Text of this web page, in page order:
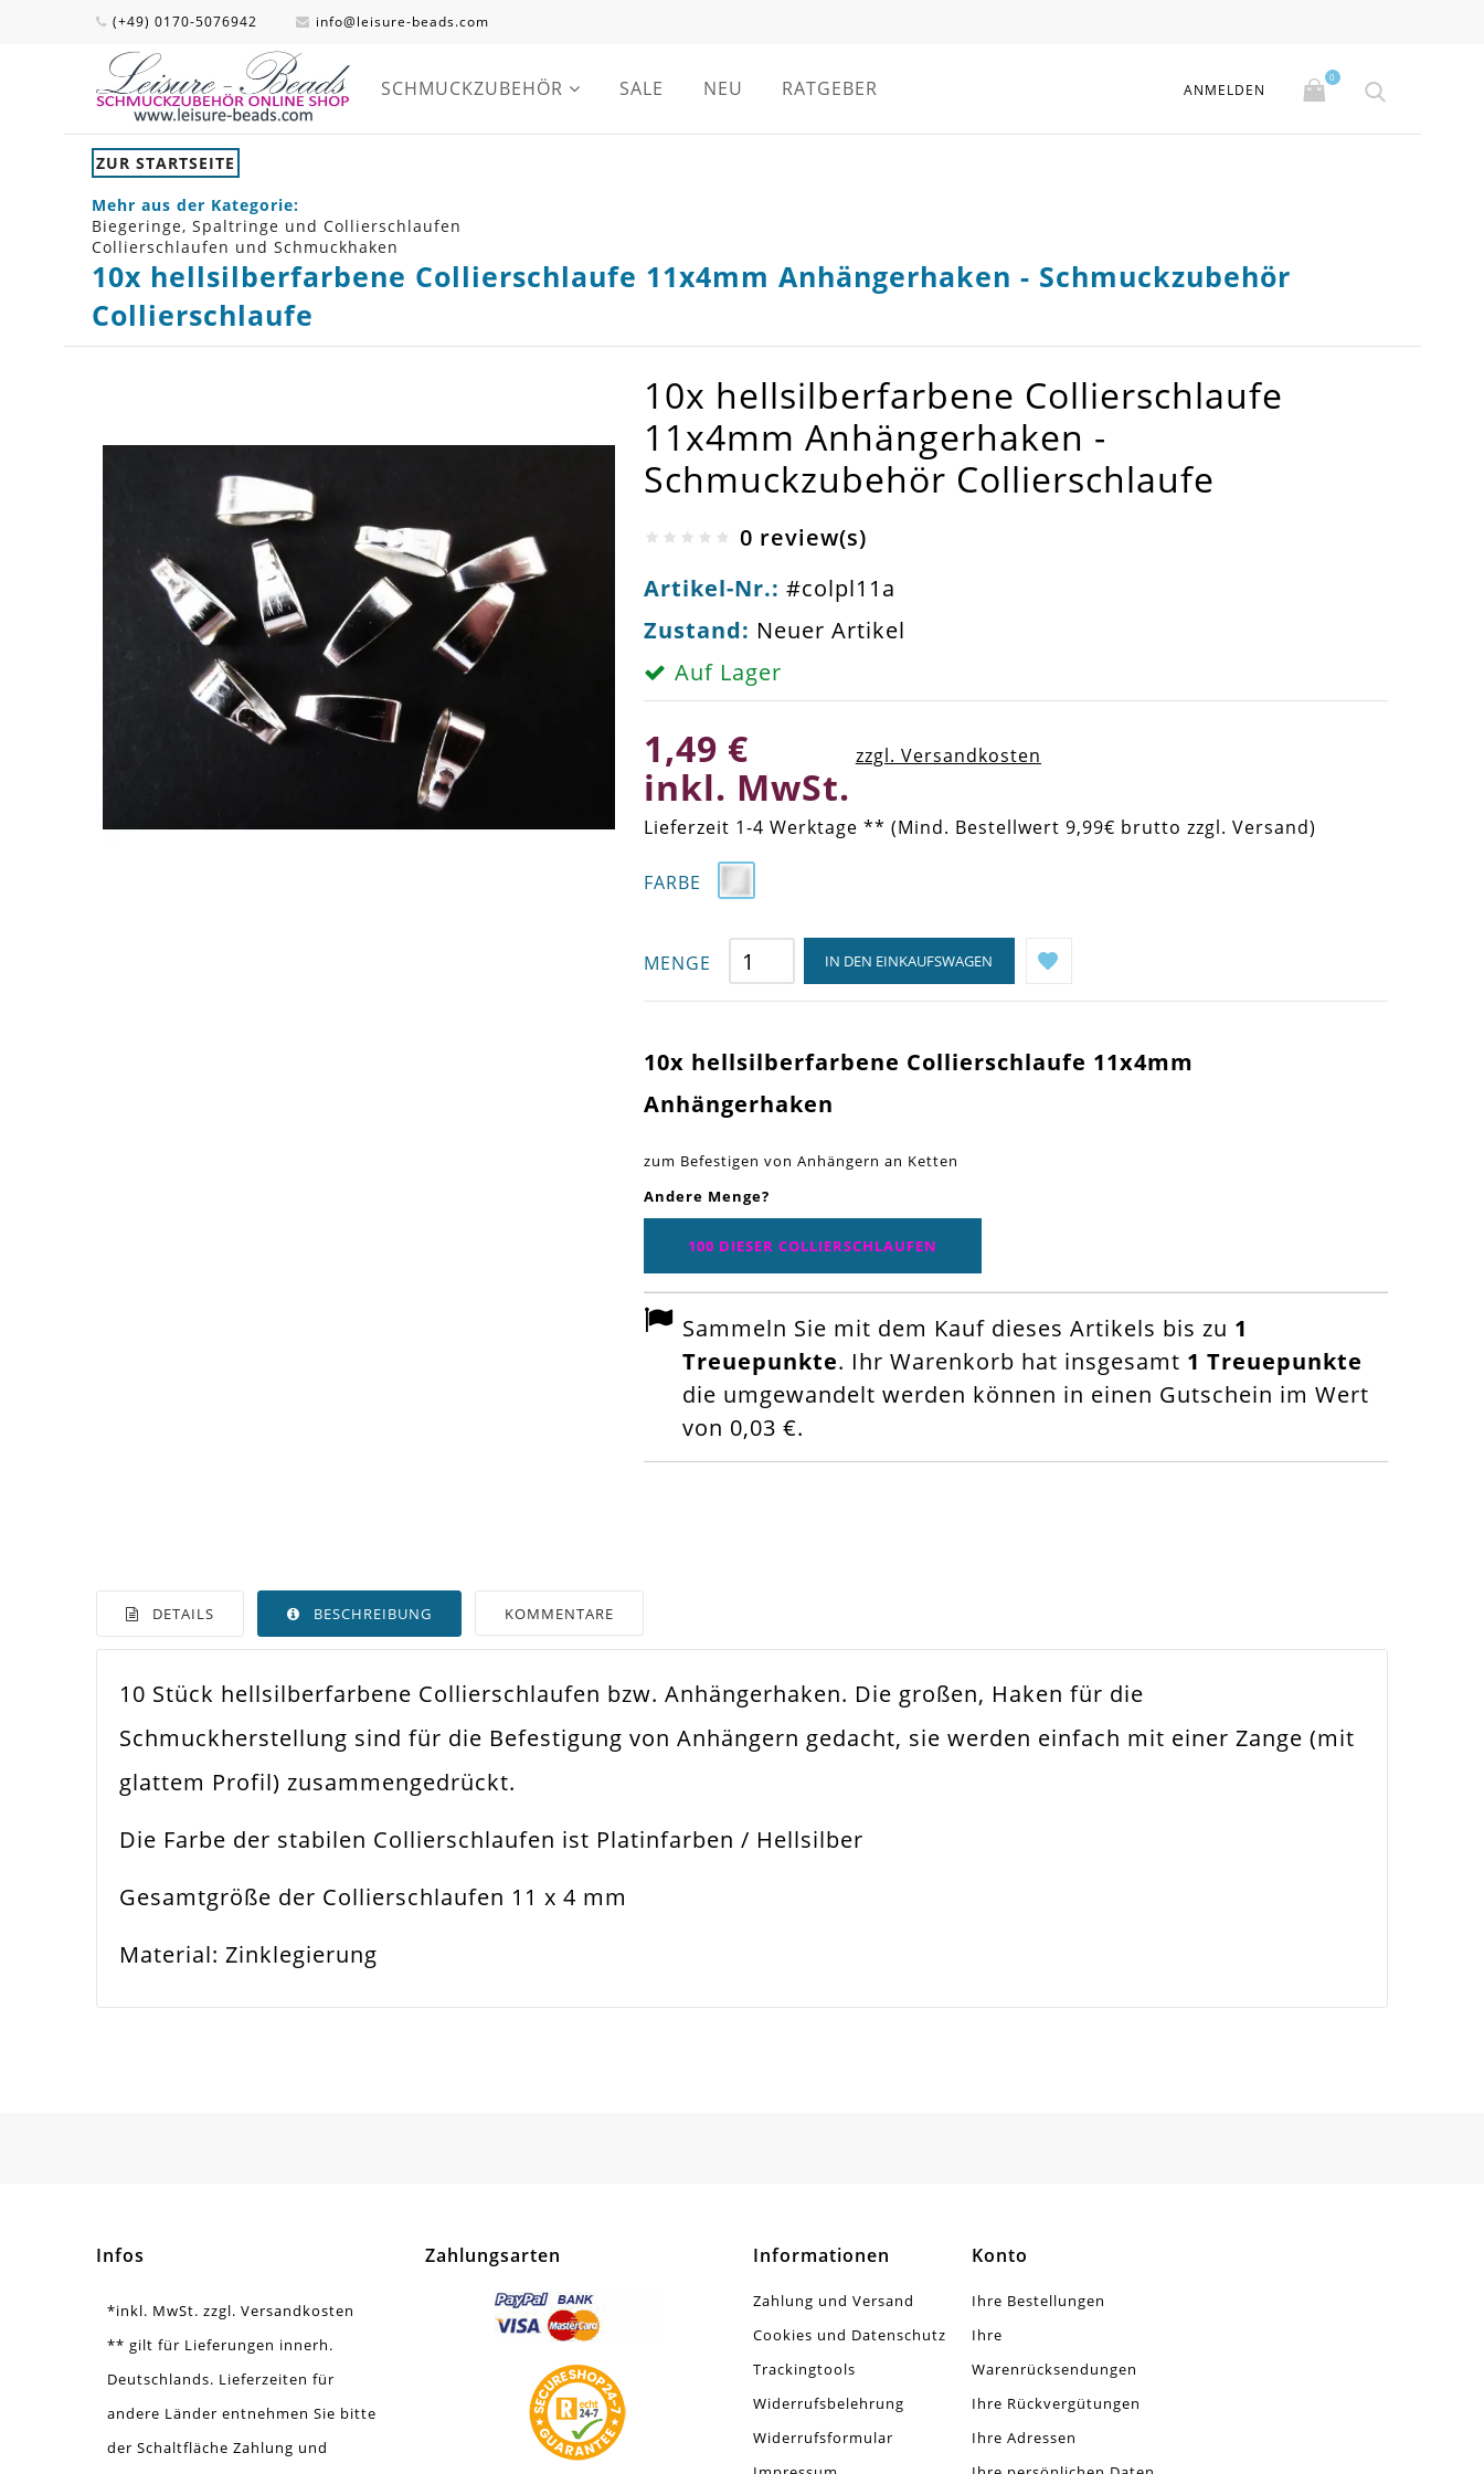
(+49) 0170-5076942 info@leisure-beads.com
SCHMUCKZUBEHÖR SALE NEU RATGEBER ANMELDEN
0
ZUR STARTSEITE
Mehr aus der Kategorie:
Biegeringe, Spaltringe und Collierschlaufen
Collierschlaufen und Schmuckhaken
10x hellsilberfarbene Collierschlaufe 11x4mm Anhängerhaken - Schmuckzubehör
Collierschlaufe
10x hellsilberfarbene Collierschlaufe
11x4mm Anhängerhaken -
Schmuckzubehör Collierschlaufe
0 review(s)
Artikel-Nr.: #colpl11a
Zustand: Neuer Artikel
Auf Lager
1,49 €
inkl. MwSt.
zzgl. Versandkosten
Lieferzeit 1-4 Werktage ** (Mind. Bestellwert 9,99€ brutto zzgl. Versand)
FARBE
MENGE IN DEN EINKAUFSWAGEN
10x hellsilberfarbene Collierschlaufe 11x4mm
Anhängerhaken
zum Befestigen von Anhängern an Ketten
Andere Menge?
100 DIESER COLLIERSCHLAUFEN
Sammeln Sie mit dem Kauf dieses Artikels bis zu 1
Treuepunkte. Ihr Warenkorb hat insgesamt 1 Treuepunkte
die umgewandelt werden können in einen Gutschein im Wert
von 0,03 €.
DETAILS BESCHREIBUNG KOMMENTARE
Farbe
Hellsilber
Anhängerhaken
10 Stück hellsilberfarbene Collierschlaufen bzw. Anhängerhaken. Die großen, Haken für die
Schmuckherstellung sind für die Befestigung von Anhängern gedacht, sie werden einfach mit einer Zange (mit
glattem Profil) zusammengedrückt.
Die Farbe der stabilen Collierschlaufen ist Platinfarben / Hellsilber
Gesamtgröße der Collierschlaufen 11 x 4 mm
Material: Zinklegierung
Infos
*inkl. MwSt. zzgl. Versandkosten
** gilt für Lieferungen innerh.
Deutschlands. Lieferzeiten für
andere Länder entnehmen Sie bitte
der Schaltfläche Zahlung und
Zahlungsarten Informationen
Zahlung und Versand
Cookies und Datenschutz
Trackingtools
Widerrufsbelehrung
Widerrufsformular
Konto
Ihre Bestellungen
Ihre
Warenrücksendungen
Ihre Rückvergütungen
Ihre Adressen